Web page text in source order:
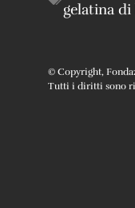
gelatina
© Copyright,
Tutti i diritti sono